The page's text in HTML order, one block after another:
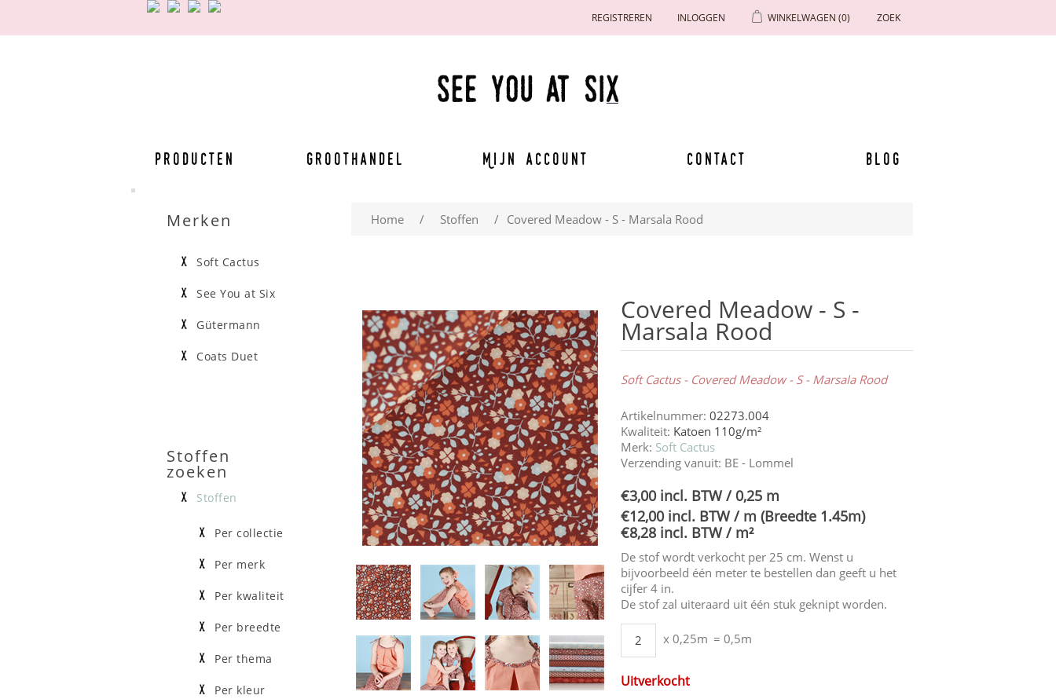
REGISTREREN INLOGGEN WINKELWAGEN (0) ZOEK
Producten Groothandel Mijn account Contact Blog
Home / Stoffen / Covered Meadow - S - Marsala Rood
Covered Meadow - S -
Marsala Rood
Soft Cactus - Covered Meadow - S - Marsala Rood
Artikelnummer: 02273.004
Kwaliteit: Katoen 110g/m²
Merk: Soft Cactus
Verzending vanuit: BE - Lommel
€3,00 incl. BTW / 0,25 m
€12,00 incl. BTW / m (Breedte 1.45m)
€8,28 incl. BTW / m²
De stof wordt verkocht per 25 cm. Wenst u
bijvoorbeeld één meter te bestellen dan geeft u het
cijfer 4 in.
De stof zal uiteraard uit één stuk geknipt worden.
x 0,25m = 0,5m
Uitverkocht
Merken
Soft Cactus
See You at Six
Gütermann
Coats Duet
Stoffen
zoeken
Stoffen
Per collectie
Per merk
Per kwaliteit
Per breedte
Per thema
Per kleur